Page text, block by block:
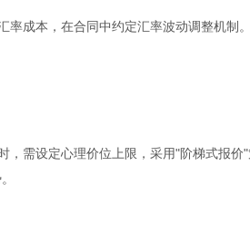
率成本，在合同中约定汇率波动调整机制
，需设定心理价位上限，采用"阶梯式报